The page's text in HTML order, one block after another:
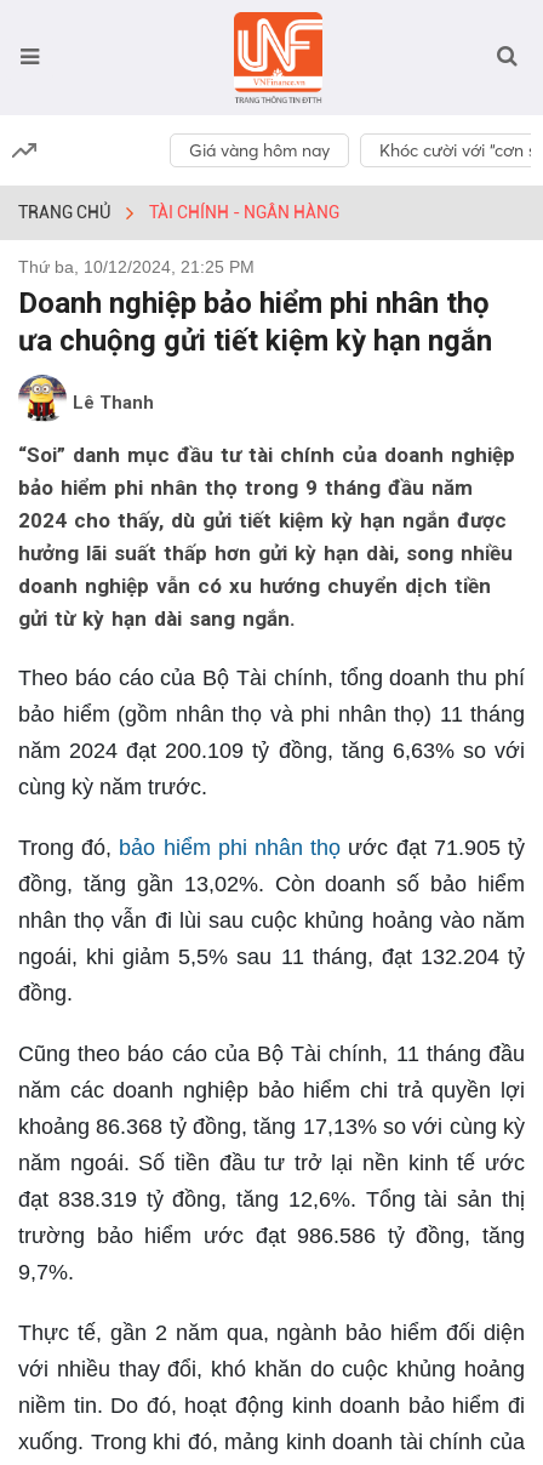
Giá vàng hôm nay Khóc cười với “cơn
TRANG CHỦ TÀI CHÍNH - NGÂN HÀNG
Thứ ba, 10/12/2024, 21:25 PM
Doanh nghiệp bảo hiểm phi nhân thọ
ưa chuộng gửi tiết kiệm kỳ hạn ngắn
Lê Thanh
“Soi” danh mục đầu tư tài chính của doanh nghiệp
bảo hiểm phi nhân thọ trong 9 tháng đầu năm
2024 cho thấy, dù gửi tiết kiệm kỳ hạn ngắn được
hưởng lãi suất thấp hơn gửi kỳ hạn dài, song nhiều
doanh nghiệp vẫn có xu hướng chuyển dịch tiền
gửi từ kỳ hạn dài sang ngắn.
Theo báo cáo của Bộ Tài chính, tổng doanh thu phí
bảo hiểm (gồm nhân thọ và phi nhân thọ) 11 tháng
năm 2024 đạt 200.109 tỷ đồng, tăng 6,63% so với
cùng kỳ năm trước.
Trong đó, bảo hiểm phi nhân thọ ước đạt 71.905 tỷ
đồng, tăng gần 13,02%. Còn doanh số bảo hiểm
nhân thọ vẫn đi lùi sau cuộc khủng hoảng vào năm
ngoái, khi giảm 5,5% sau 11 tháng, đạt 132.204 tỷ
đồng.
Cũng theo báo cáo của Bộ Tài chính, 11 tháng đầu
năm các doanh nghiệp bảo hiểm chi trả quyền lợi
khoảng 86.368 tỷ đồng, tăng 17,13% so với cùng kỳ
năm ngoái. Số tiền đầu tư trở lại nền kinh tế ước
đạt 838.319 tỷ đồng, tăng 12,6%. Tổng tài sản thị
trường bảo hiểm ước đạt 986.586 tỷ đồng, tăng
9,7%.
Thực tế, gần 2 năm qua, ngành bảo hiểm đối diện
với nhiều thay đổi, khó khăn do cuộc khủng hoảng
niềm tin. Do đó, hoạt động kinh doanh bảo hiểm đi
xuống. Trong khi đó, mảng kinh doanh tài chính của